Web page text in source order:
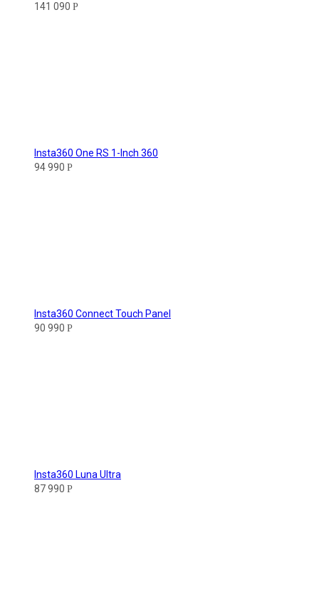
141 090 Р
Insta360 One RS 1-Inch 360
94 990 Р
Insta360 Connect Touch Panel
90 990 Р
Insta360 Luna Ultra
87 990 Р